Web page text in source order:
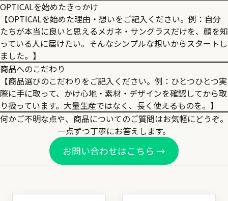
OPTICALを始めたきっかけ
【OPTICALを始めた理由・想いをご記入ください。例：自分
たちが本当に良いと思えるメガネ・サングラスだけを、顔を知
っている人に届けたい。そんなシンプルな想いからスタートし
ました。】
商品へのこだわり
【商品選びのこだわりをご記入ください。例：ひとつひとつ実
際に手に取って、かけ心地・素材・デザインを確認してから取
り扱っています。大量生産ではなく、長く使えるものを。】
何かご不明な点や、商品についてのご質問はお気軽にどうぞ。
一点ずつ丁寧にお答えします。
お問い合わせはこちら →